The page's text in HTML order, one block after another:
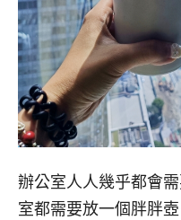
辦公室人人幾乎都會
室都需要放一個胖胖